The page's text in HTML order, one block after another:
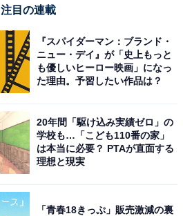
注目の連載
『スパイダーマン：ブランド・
ニュー・デイ』が「史上もっと
も優しいヒーロー映画」になっ
た理由。予習したい作品は？
20年間「駆け込み実績ゼロ」の
学校も…「こども110番の家」
は本当に必要？ PTAが直面する
理想と現実
「青春18きっぷ」販売激減の裏